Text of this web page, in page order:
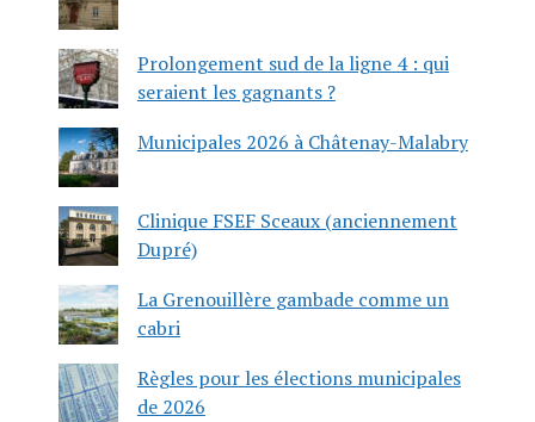
Prolongement sud de la ligne 4 : qui
seraient les gagnants ?
Municipales 2026 à Châtenay-Malabry
Clinique FSEF Sceaux (anciennement
Dupré)
La Grenouillère gambade comme un
cabri
Règles pour les élections municipales
de 2026